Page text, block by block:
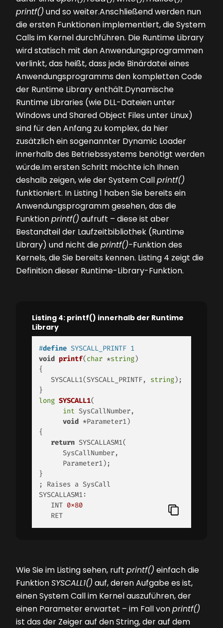
printf() und so weiter.Anschließend werden nun
die ersten Funktionen implementiert, die System
Calls im Kernel durchführen. Die Runtime Library
wird statisch mit den Anwendungsprogrammen
verlinkt, das heißt, dass jede Binärdatei eines
Anwendungsprogramms den kompletten Code
der Runtime Library enthält.Dynamische
Runtime Libraries (wie DLL-Dateien unter
Windows und Shared Object Files unter Linux)
sind für den Anfang zu komplex, da hier
zusätzlich ein sogenannter Dynamic Loader
innerhalb des Betriebssystems benötigt werden
würde.Im ersten Schritt möchte ich Ihnen
deshalb zeigen, wie der System Callprintf()
funktioniert. In Listing 1 haben Sie bereits ein
Anwendungsprogramm gesehen, das die
Funktionprintf() aufruft – diese ist aber
Bestandteil der Laufzeitbibliothek (Runtime
Library) und nicht dieprintf()-Funktion des
Kernels, die Sie bereits kennen. Listing 4 zeigt die
Definition dieser Runtime-Library-Funktion.
Listing 4: printf() innerhalb der Runtime
Library
#define SYSCALL_PRINTF 1
void printf(char *string)
{
   SYSCALL1(SYSCALL_PRINTF,
string);
long SYSCALL1(
int SysCallNumber,
void *Parameter1)
{
return SYSCALLASM1(
}
; Raises a SysCall
SYSCALLASM1:
   INT
0x80
   RET
Wie Sie im Listing sehen, ruft printf() einfach die
FunktionSYSCALL1() auf, deren Aufgabe es ist,
einen System Call im Kernel auszuführen, der
einen Parameter erwartet – im Fall vonprintf()
ist das der Zeiger auf den String, der auf dem